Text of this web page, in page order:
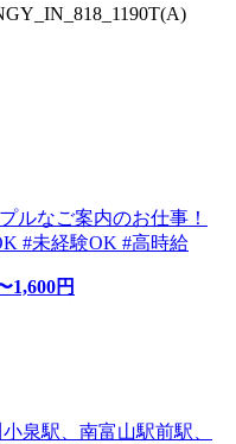
ルなご案内のお仕事！
#未経験OK #高時給
1,600円
泉駅、南富山駅前駅、